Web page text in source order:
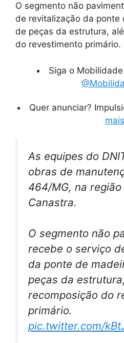
O segmento não
de revitalização da ponte
de peças da estrutura,
do revestimento primário.
Siga o
Quer anunciar?
mais
As equipes do
obras de
464/MG, na
Canastra.
O segmento não
recebe o serviço
da ponte de
peças da
recomposição do
primário.
pic.twitter.com/